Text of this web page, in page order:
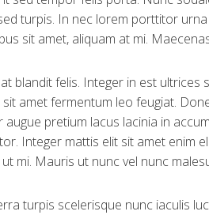
turpis. In nec lorem porttitor
sit amet, aliquam at mi.
blandit felis. Integer in est
amet fermentum leo feugiat.
pretium lacus lacinia in
Integer mattis elit sit amet enim
mi. Mauris ut nunc vel nunc
turpis scelerisque nunc iaculis